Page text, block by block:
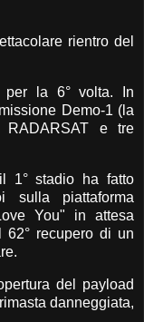
rientro del
per la 6° volta. In
Demo-1 (la
RADARSAT e tre
1° stadio ha fatto
sulla piattaforma
You" in attesa
62° recupero di un
del payload
danneggiata,